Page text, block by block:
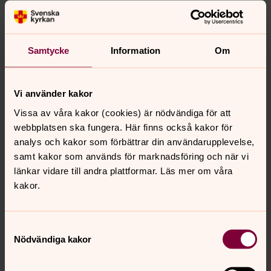
Samtycke Information Om
Vi använder kakor
Vissa av våra kakor (cookies) är nödvändiga för att
webbplatsen ska fungera. Här finns också kakor för
analys och kakor som förbättrar din användarupplevelse,
samt kakor som används för marknadsföring och när vi
länkar vidare till andra plattformar. Läs mer om våra
kakor.
Nödvändiga kakor
Pilgrimsstaven - till stöd på din
livsvandring
PILGRIMSLEDER
Definitionen på pilgrimsled är att det är en vandringsled
med heligt mål och innehåller natur-kultur-andlighet.
Romboleden, historisk st Olavsled från Köping till
Trondheim, ca 850 km
satt sina spår i landskapet. Sankt David av Munktorp
gravlades först i Munktorps kyrka. 1517 fördes hans